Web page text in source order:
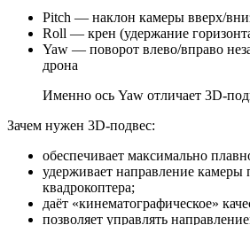
Pitch — наклон камеры вверх/
Roll — крен (удержание
Yaw — поворот влево/вправо
дрона
Именно ось Yaw отличает 3D-
Зачем нужен 3D-подвес:
обеспечивает максимально
удерживает направление камеры
квадрокоптера;
даёт «кинематографическое»
позволяет управлять